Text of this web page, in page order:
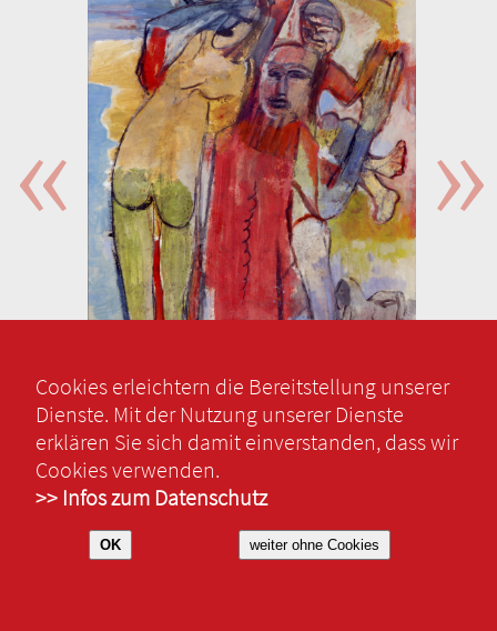
Cookies erleichtern die Bereitstellung unserer
Dienste. Mit der Nutzung unserer Dienste
erklären Sie sich damit einverstanden, dass wir
Cookies verwenden.
>> Infos zum Datenschutz
OK weiter ohne Cookies